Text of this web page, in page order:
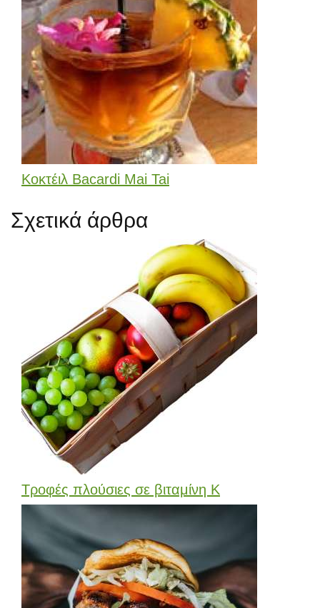
Κοκτέιλ Bacardi Mai Tai
Σχετικά άρθρα
Τροφές πλούσιες σε βιταμίνη Κ